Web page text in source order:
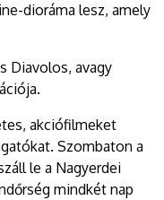
dioráma lesz, amely
Diavolos, avagy
akciófilmeket
Szombaton a
le a Nagyerdei
mindkét nap